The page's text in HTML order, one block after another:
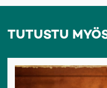
TUTUSTU